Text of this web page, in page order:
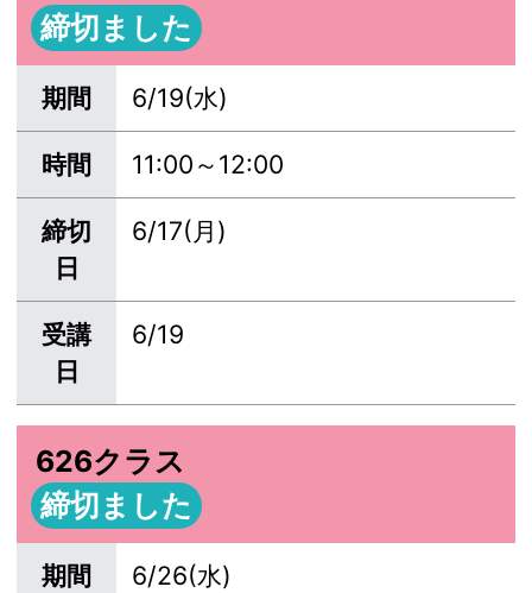
締切ました
期間 6/19(水)
時間 11:00～12:00
締切
日
6/17(月)
受講
日
6/19
626クラス
締切ました
期間 6/26(水)